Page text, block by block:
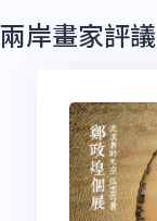
兩岸畫家評議